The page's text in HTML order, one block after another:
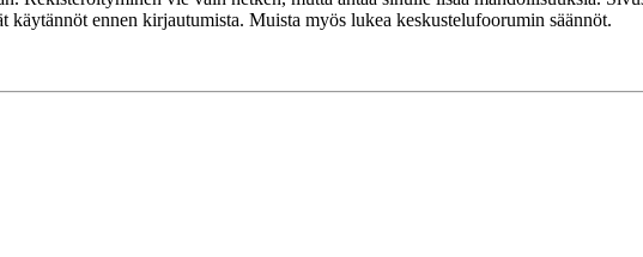
ennen kirjautumista. Muista myös lukea keskustelufoorumin säännöt.